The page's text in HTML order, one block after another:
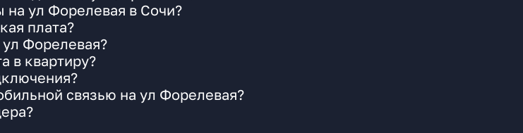
на ул Форелевая в Сочи?
плата?
ул Форелевая?
в квартиру?
связью на ул Форелевая?